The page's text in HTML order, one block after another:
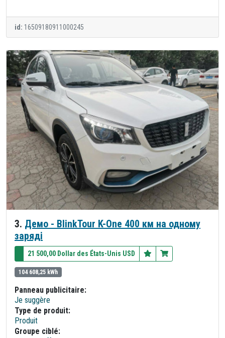
id: 16509180911000245
3. Демо - BlinkTour K-One 400 км на одному
заряді
21 500,00 Dollar des États-Unis USD
104 608,25 kWh
Panneau publicitaire:
Je suggère
Type de produit:
Produit
Groupe ciblé: